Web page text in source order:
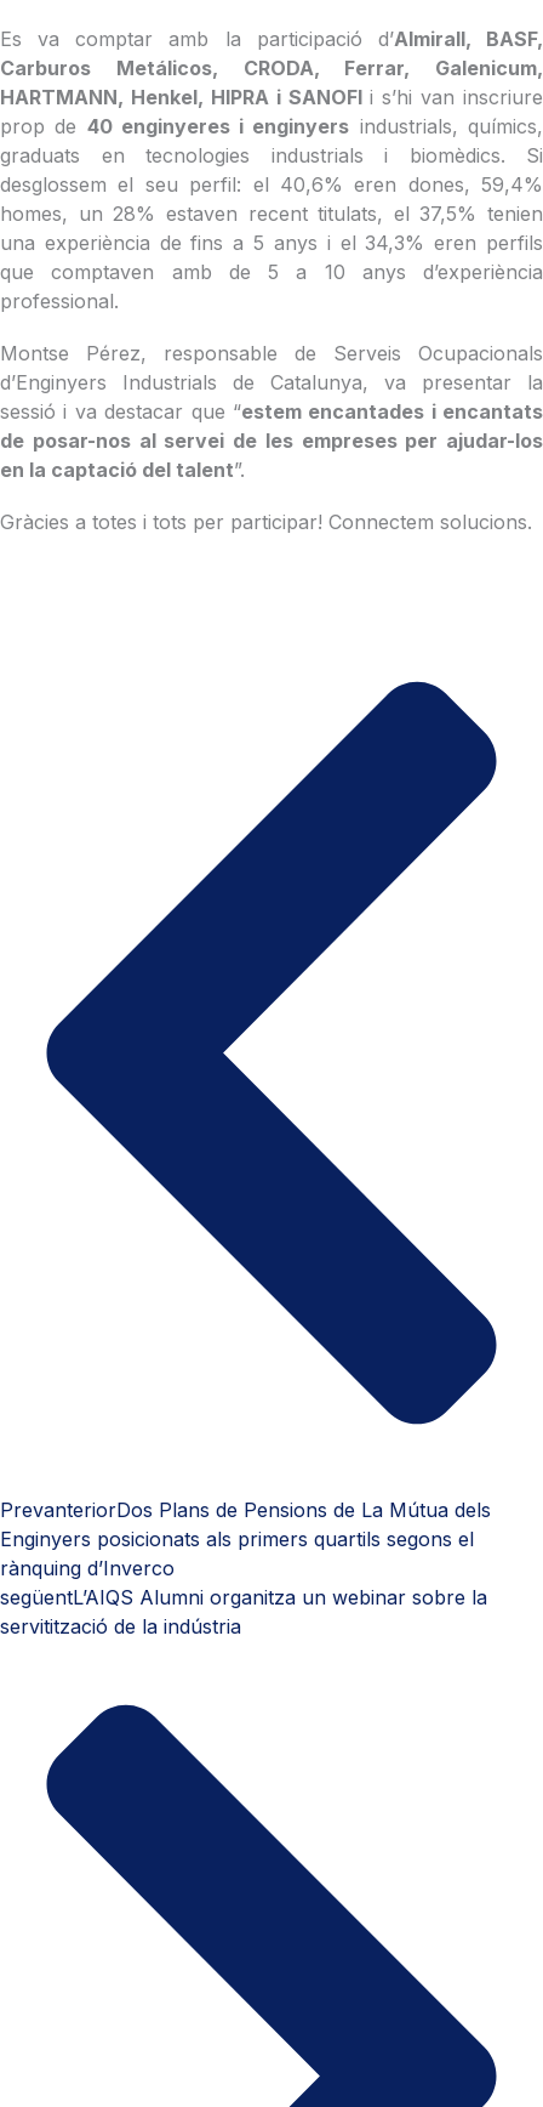
Es va comptar amb la participació d’Almirall, BASF,
Carburos Metálicos, CRODA, Ferrar, Galenicum,
HARTMANN, Henkel, HIPRA i SANOFIi s’hi van inscriure
prop de 40 enginyeres i enginyers industrials, químics,
graduats en tecnologies industrials i biomèdics. Si
desglossem el seu perfil: el 40,6% eren dones, 59,4%
homes, un 28% estaven recent titulats, el 37,5% tenien
una experiència de fins a 5 anys i el 34,3% eren perfils
que comptaven amb de 5 a 10 anys d’experiència
professional.
Montse Pérez, responsable de Serveis Ocupacionals
d’Enginyers Industrials de Catalunya, va presentar la
sessió i va destacar que “estem encantades i encantats
de posar-nos al servei de les empreses per ajudar-los
en la captació del talent”.
Gràcies a totes i tots per participar! Connectem solucions.
PrevanteriorDos Plans de Pensions de La Mútua dels
Enginyers posicionats als primers quartils segons el
rànquing d’Inverco
següentL’AIQS Alumni organitza un webinar sobre la
servitització de la indústria